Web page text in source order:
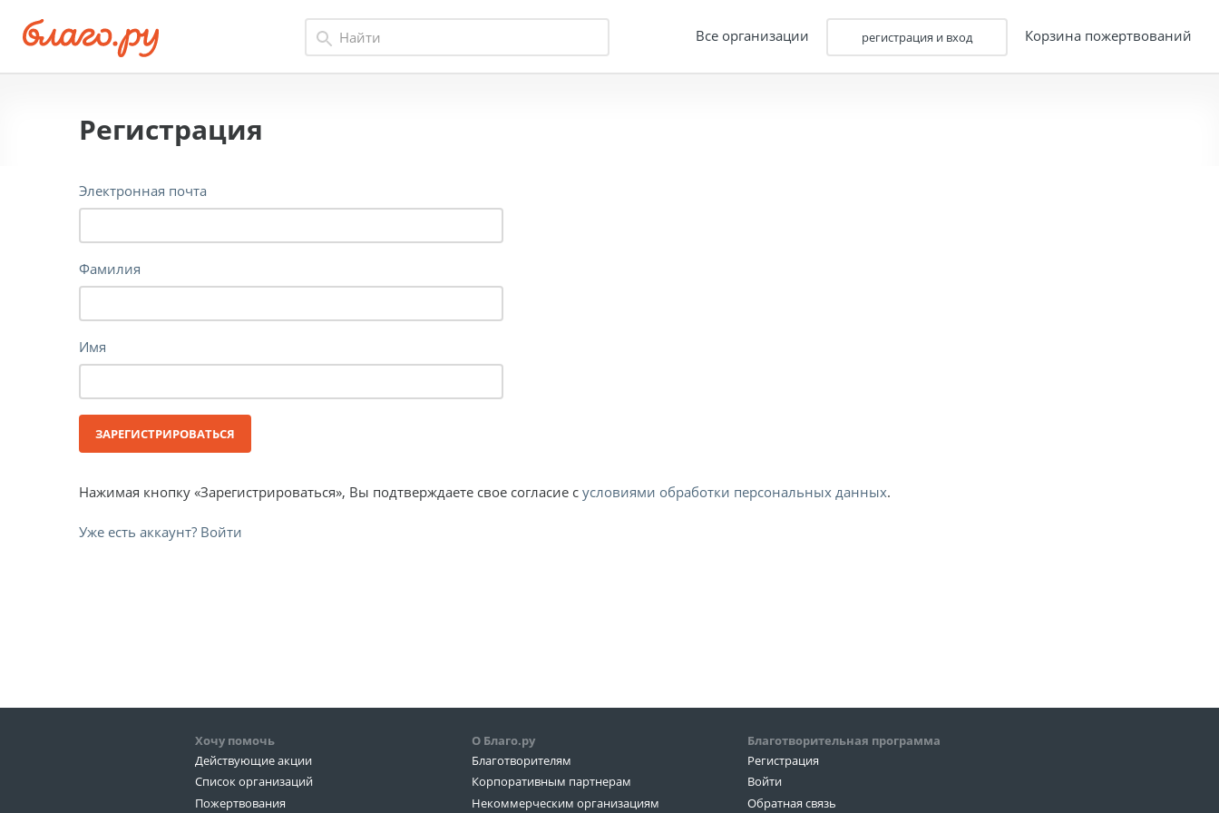
Все организации регистрация и вход Корзина пожертвований
Регистрация
Электронная почта
Фамилия
Имя
ЗАРЕГИСТРИРОВАТЬСЯ
Нажимая кнопку «Зарегистрироваться», Вы подтверждаете свое согласие с условиями обработки персональных данных.
Уже есть аккаунт? Войти
Хочу помочь
Действующие акции
Список организаций
Пожертвования
О Благо.ру
Благотворителям
Корпоративным партнерам
Некоммерческим организациям
Благотворительная программа
Регистрация
Войти
Обратная связь